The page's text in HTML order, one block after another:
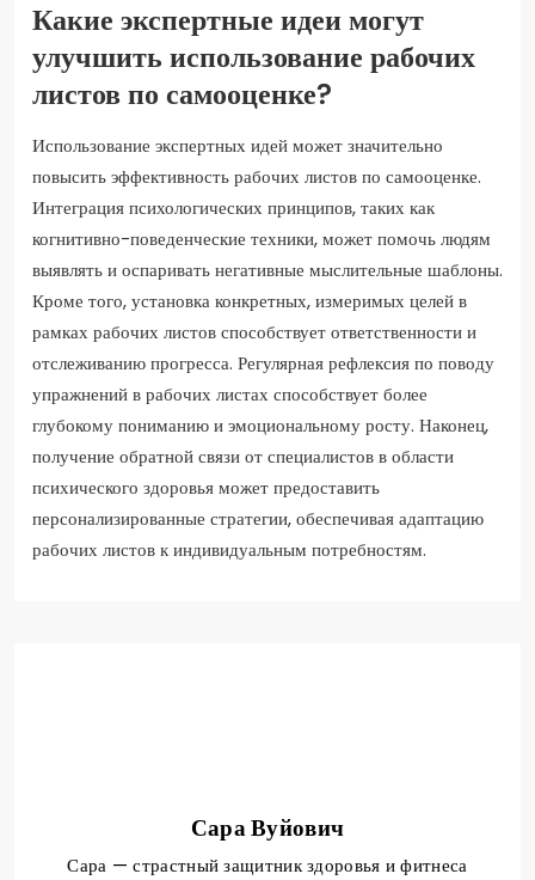
Какие экспертные идеи могут
улучшить использование рабочих
листов по самооценке?
Использование экспертных идей может значительно
повысить эффективность рабочих листов по самооценке.
Интеграция психологических принципов, таких как
когнитивно-поведенческие техники, может помочь людям
выявлять и оспаривать негативные мыслительные шаблоны.
Кроме того, установка конкретных, измеримых целей в
рамках рабочих листов способствует ответственности и
отслеживанию прогресса. Регулярная рефлексия по поводу
упражнений в рабочих листах способствует более
глубокому пониманию и эмоциональному росту. Наконец,
получение обратной связи от специалистов в области
психического здоровья может предоставить
персонализированные стратегии, обеспечивая адаптацию
рабочих листов к индивидуальным потребностям.
Сара Вуйович
Сара — страстный защитник здоровья и фитнеса